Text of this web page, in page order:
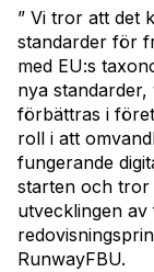
” Vi tror att det
standarder för
med EU:s
nya
förbättras i
roll i att
fungerande
starten och tror
utvecklingen
RunwayFBU.